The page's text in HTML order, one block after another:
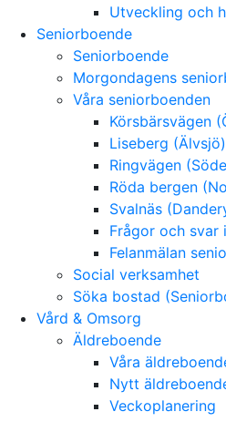
Utveckling och
Seniorboende
Seniorboende
Morgondagens
Våra seniorboenden
Körsbärsvägen
Liseberg (Älvsjö)
Ringvägen
Röda bergen
Svalnäs
Frågor och svar
Felanmälan
Social verksamhet
Söka bostad
Vård & Omsorg
Äldreboende
Våra
Nytt
Veckoplanering